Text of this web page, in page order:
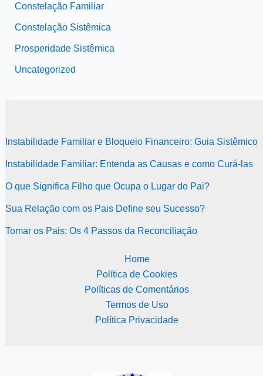
Constelação Familiar
Constelação Sistêmica
Prosperidade Sistêmica
Uncategorized
Instabilidade Familiar e Bloqueio Financeiro: Guia Sistêmico
Instabilidade Familiar: Entenda as Causas e como Curá-las
O que Significa Filho que Ocupa o Lugar do Pai?
Sua Relação com os Pais Define seu Sucesso?
Tomar os Pais: Os 4 Passos da Reconciliação
Home
Política de Cookies
Políticas de Comentários
Termos de Uso
Política Privacidade